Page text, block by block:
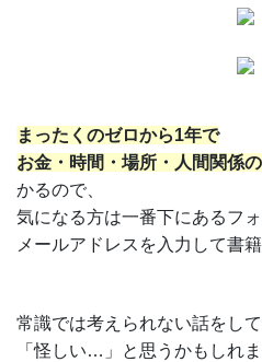
まったくのゼロから1年で
お金・時間・場所・人間関係
かるので、
気になる方は一番下にあるフ
メールアドレスを入力して書
常識では考えられない話をし
「怪しい…」と思うかもしれま